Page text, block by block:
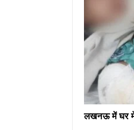
लखनऊ में घर में